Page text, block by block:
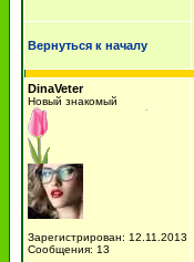
Вернуться к началу
DinaVeter
Новый знакомый
Зарегистрирован: 12.11.2013
Сообщения: 13